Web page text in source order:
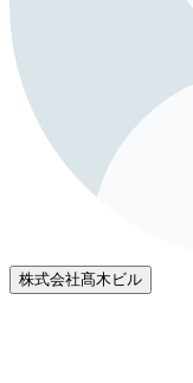
株式会社髙木ビル